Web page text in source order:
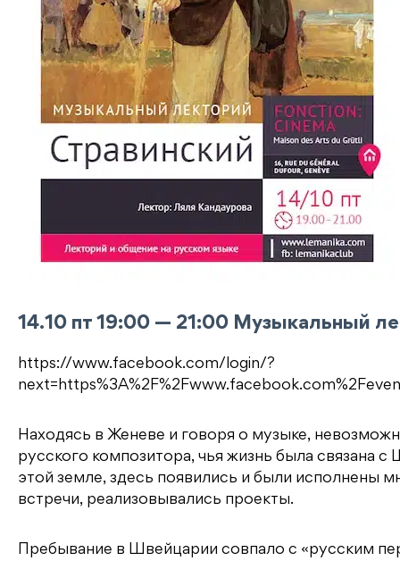
14.10 пт 19:00 — 21:00 Музыкальный
https://www.facebook.com/login/?
Находясь в Женеве и говоря о музыке,
русского композитора, чья жизнь была связана
этой земле, здесь появились и были исполнены
встречи, реализовывались проекты.
Пребывание в Швейцарии совпало с «русским